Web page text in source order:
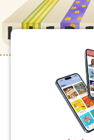
Guete,
Andrew